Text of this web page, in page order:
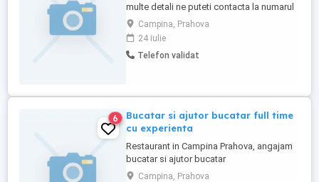
multe detali ne puteti contacta la numarul
de telefon .
Campina, Prahova
24 iulie
Telefon validat
6
Bucatar si ajutor bucatar full time
cu experienta
Restaurant in Campina Prahova, angajam
bucatar si ajutor bucatar
Campina, Prahova